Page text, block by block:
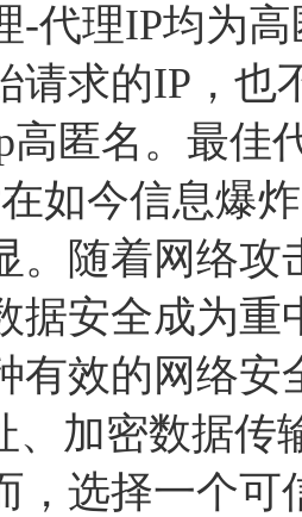
-代理IP均为
请求的IP，也
高匿名。最佳
如今信息爆
。随着网络攻
据安全成为
有效的网络
、加密数据传
，选择一个可